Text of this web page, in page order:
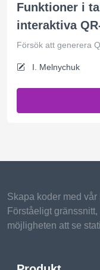
Funktioner i
interaktiva
Försök att generera
I. Melnychuk
Skapa koder med
Förståeligt
möjligheten att se